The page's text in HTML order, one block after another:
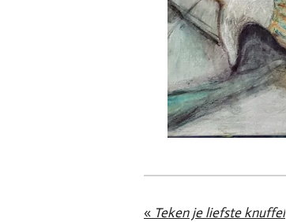
« Teken je liefste knuffel